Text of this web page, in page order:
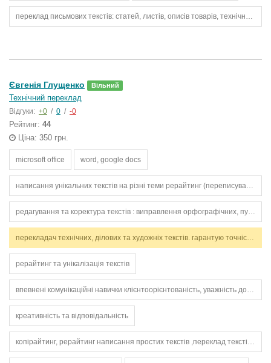
переклад письмових текстів: статей, листів, описів товарів, технічних інструкцій
Євгенія Глущенко Вільний
Технічний переклад
Відгуки: +0 / 0 / -0
Рейтинг: 44
Ціна: 350 грн.
microsoft office word, google docs
написання унікальних текстів на різні теми рерайтинг (переписування текстів без втрати сенсу) складання описів товарів для інтернет-магазинів написання статей для блогів та соцмереж робота з ключовими словами (seo — базовий рівень) грамотна українськ
редагування та коректура текстів : виправлення орфографічних, пунктуаційних, граматичних помилок.
перекладач технічних, ділових та художніх текстів. гарантую точність, стилістичну відповідність і дотримання термінів. працюю з англійською та українською мовами.
рерайтинг та унікалізація текстів
впевнені комунікаційні навички клієнтоорієнтованість, уважність до деталей вміння швидко навчатися та працювати в команді відповідальність, організованість, пунктуальність стресостійкість та активна життєва позиція особисті якості комунікабельн
креативність та відповідальність
копірайтинг, рерайтинг написання простих текстів ,переклад текстів ua - en ,шкільні тексти / перекази ,креативні описи ,редагування текстів ,оформлення статей ,seo-тексти